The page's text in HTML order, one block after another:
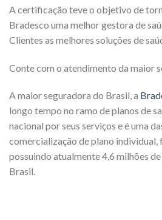
A certificação teve o objetivo de
Bradesco uma melhor gestora de
Clientes as melhores soluções de
Conte com o atendimento da maior
A maior seguradora do Brasil, a
longo tempo no ramo de planos de
nacional por seus serviços e é uma
comercialização de plano individual,
possuindo atualmente 4,6 milhões
Brasil.